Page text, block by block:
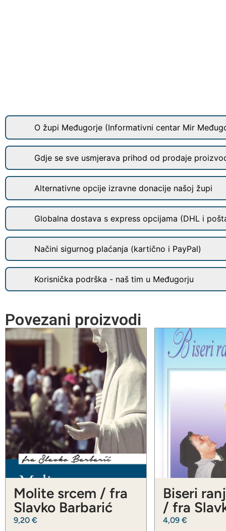
O župi Međugorje (Informativni centar Mir
Gdje se sve usmjerava prihod od prodaje
Alternativne opcije izravne donacije našoj župi
Globalna dostava s express opcijama (DHL i
Načini sigurnog plaćanja (kartično i PayPal)
Korisnička podrška - naš tim u Međugorju
Povezani proizvodi
Molite srcem / fra
Slavko Barbarić
9,20 €
Biseri
/ fra
Barbarić
4,09 €